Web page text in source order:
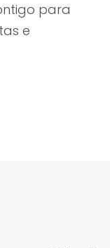
para
e